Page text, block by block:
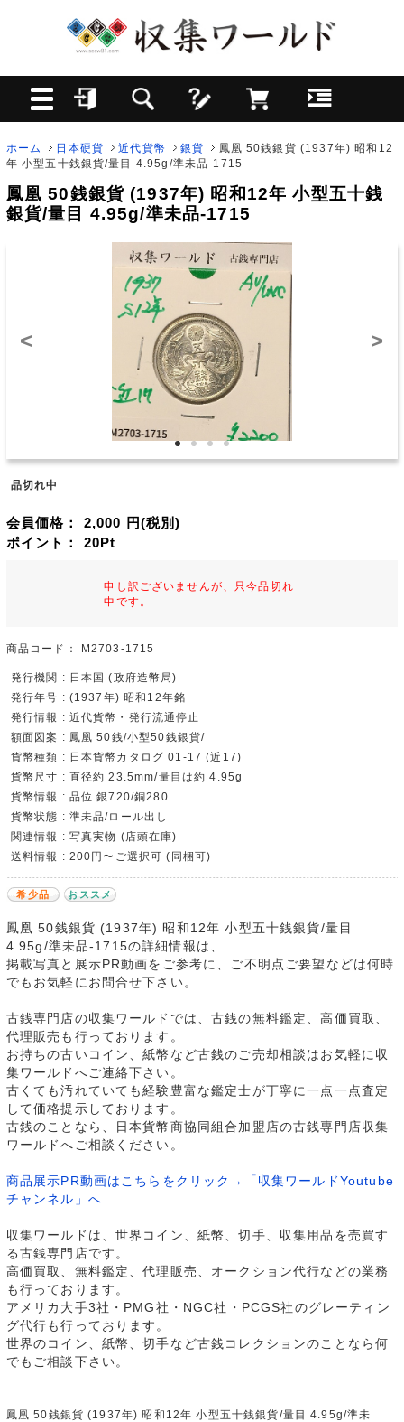
ホーム 日本硬貨 近代貨幣 銀貨
鳳凰 50銭銀貨 (1937年) 昭和12
年 小型五十銭銀貨/量目 4.95g/準未品-1715
鳳凰 50銭銀貨 (1937年) 昭和12年 小型五十銭
銀貨/量目 4.95g/準未品-1715
< >
品切れ中
会員価格： 2,000 円(税別)
ポイント： 20Pt
申し訳ございませんが、只今品切れ
中です。
商品コード： M2703-1715
発行機関 : 日本国 (政府造幣局)
発行年号 : (1937年) 昭和12年銘
発行情報 : 近代貨幣・発行流通停止
額面図案 : 鳳凰 50銭/小型50銭銀貨/
貨幣種類 : 日本貨幣カタログ 01-17 (近17)
貨幣尺寸 : 直径約 23.5mm/量目は約 4.95g
貨幣情報 : 品位 銀720/銅280
貨幣状態 : 準未品/ロール出し
関連情報 : 写真実物 (店頭在庫)
送料情報 : 200円〜ご選択可 (同梱可)
希少品 おススメ
鳳凰 50銭銀貨 (1937年) 昭和12年 小型五十銭銀貨/量目
4.95g/準未品-1715の詳細情報は、
掲載写真と展示PR動画をご参考に、ご不明点ご要望などは何時
でもお気軽にお問合せ下さい。
古銭専門店の収集ワールドでは、古銭の無料鑑定、高価買取、
代理販売も行っております。
お持ちの古いコイン、紙幣など古銭のご売却相談はお気軽に収
集ワールドへご連絡下さい。
古くても汚れていても経験豊富な鑑定士が丁寧に一点一点査定
して価格提示しております。
古銭のことなら、日本貨幣商協同組合加盟店の古銭専門店収集
ワールドへご相談ください。
商品展示PR動画はこちらをクリック→「収集ワールドYoutube
チャンネル」へ
収集ワールドは、世界コイン、紙幣、切手、収集用品を売買す
る古銭専門店です。
高価買取、無料鑑定、代理販売、オークション代行などの業務
も行っております。
アメリカ大手3社・PMG社・NGC社・PCGS社のグレーティン
グ代行も行っております。
世界のコイン、紙幣、切手など古銭コレクションのことなら何
でもご相談下さい。
鳳凰 50銭銀貨 (1937年) 昭和12年 小型五十銭銀貨/量目 4.95g/準未